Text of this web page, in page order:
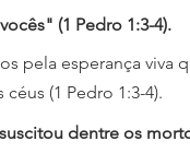
(1 Pedro 1:3-4).
pela esperança
(1 Pedro 1:3-4).
dentre os